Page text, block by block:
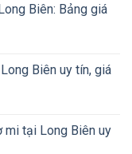
Biên: Bảng giá
Biên uy tín, giá
mi tại Long Biên uy